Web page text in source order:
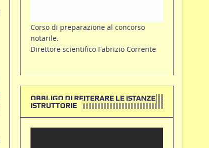
Corso di preparazione al concorso
notarile.
Direttore scientifico Fabrizio Corrente
OBBLIGO DI REITERARE LE ISTANZE
ISTRUTTORIE